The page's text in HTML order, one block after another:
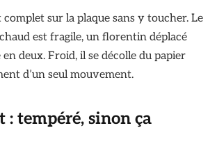
sur la plaque sans y toucher. Le
est fragile, un florentin déplacé
deux. Froid, il se décolle du papier
d’un seul mouvement.
: tempéré, sinon ça